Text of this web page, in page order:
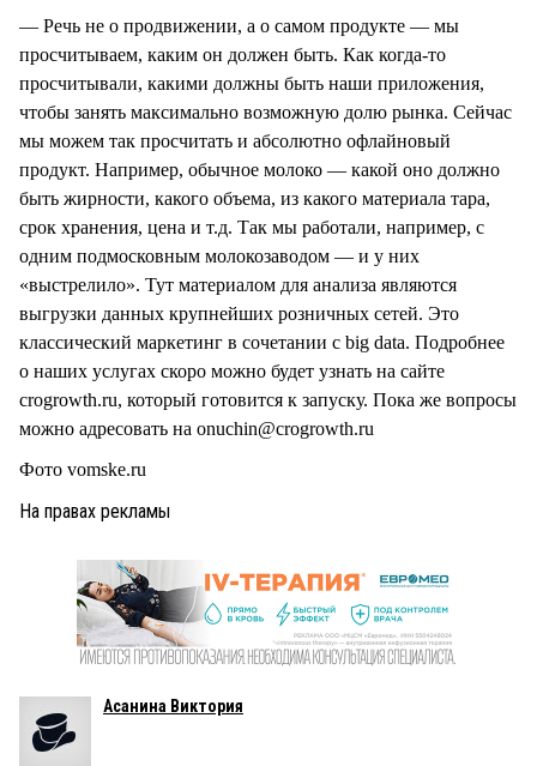
— Речь не о продвижении, а о самом продукте — мы
просчитываем, каким он должен быть. Как когда-то
просчитывали, какими должны быть наши приложения,
чтобы занять максимально возможную долю рынка. Сейчас
мы можем так просчитать и абсолютно офлайновый
продукт. Например, обычное молоко — какой оно должно
быть жирности, какого объема, из какого материала тара,
срок хранения, цена и т.д. Так мы работали, например, с
одним подмосковным молокозаводом — и у них
«выстрелило». Тут материалом для анализа являются
выгрузки данных крупнейших розничных сетей. Это
классический маркетинг в сочетании с big data. Подробнее
о наших услугах скоро можно будет узнать на сайте
crogrowth.ru, который готовится к запуску. Пока же вопросы
можно адресовать на onuchin@crogrowth.ru
Фото vomske.ru
На правах рекламы
Асанина Виктория